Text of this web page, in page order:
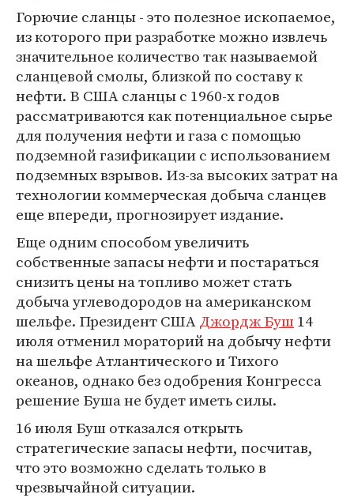
Горючие сланцы - это полезное ископаемое,
из которого при разработке можно извлечь
значительное количество так называемой
сланцевой смолы, близкой по составу к
нефти. В США сланцы с 1960-х годов
рассматриваются как потенциальное сырье
для получения нефти и газа с помощью
подземной газификации с использованием
подземных взрывов. Из-за высоких затрат на
технологии коммерческая добыча сланцев
еще впереди, прогнозирует издание.
Еще одним способом увеличить
собственные запасы нефти и постараться
снизить цены на топливо может стать
добыча углеводородов на американском
шельфе. Президент СШАДжордж Буш 14
июля отменил мораторий на добычу нефти
на шельфе Атлантического и Тихого
океанов, однако без одобрения Конгресса
решение Буша не будет иметь силы.
16 июля Буш отказался открыть
стратегические запасы нефти, посчитав,
что это возможно сделать только в
чрезвычайной ситуации.